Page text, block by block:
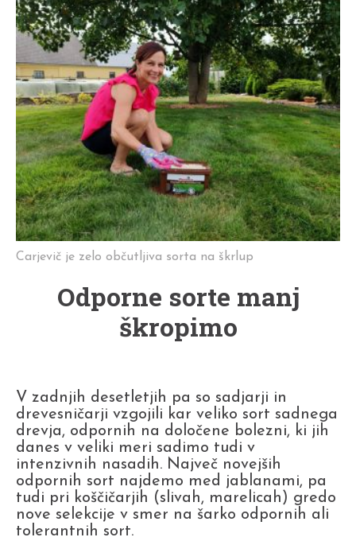
Carjevič je zelo občutljiva sorta na škrlup
Odporne sorte manj
škropimo
V zadnjih desetletjih pa so sadjarji in
drevesničarji vzgojili kar veliko sort sadnega
drevja, odpornih na določene bolezni, ki jih
danes v veliki meri sadimo tudi v
intenzivnih nasadih. Največ novejših
odpornih sort najdemo med jablanami, pa
tudi pri koščičarjih (slivah, marelicah) gredo
nove selekcije v smer na šarko odpornih ali
tolerantnih sort.